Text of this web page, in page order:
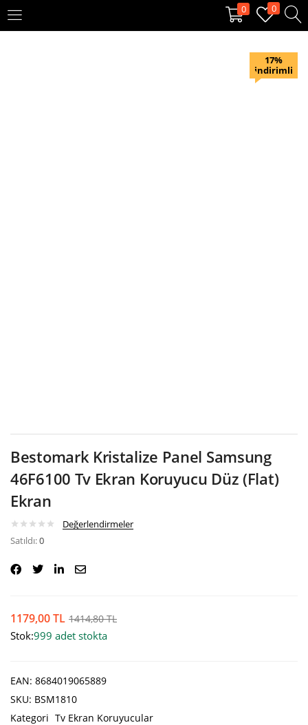
0 0
KAYIT OL
17%
indirimli
Bestomark Kristalize Panel Samsung
46F6100 Tv Ekran Koruyucu Düz (Flat)
Ekran
Değerlendirmeler
Satıldı:0
1179,00TL 1414,80TL
Stok:999 adet stokta
EAN: 8684019065889
SKU: BSM1810
Kategori Tv Ekran Koruyucular